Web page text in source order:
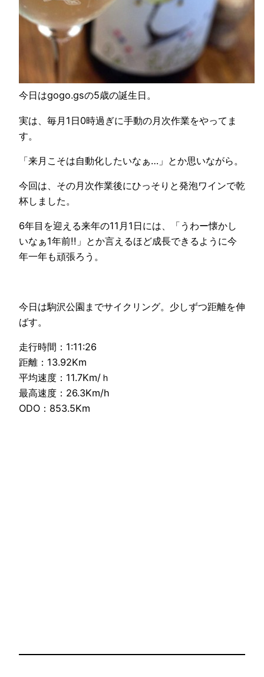
今日はgogo.gsの5歳の誕生日。
実は、毎月1日0時過ぎに手動の月次作業をやってま
す。
「来月こそは自動化したいなぁ…」とか思いながら。
今回は、その月次作業後にひっそりと発泡ワインで乾
杯しました。
6年目を迎える来年の11月1日には、「うわー懐かし
いなぁ1年前!!」とか言えるほど成長できるように今
年一年も頑張ろう。
今日は駒沢公園までサイクリング。少しずつ距離を伸
ばす。
走行時間：1:11:26
距離：13.92Km
平均速度：11.7Km/ｈ
最高速度：26.3Km/h
ODO：853.5Km